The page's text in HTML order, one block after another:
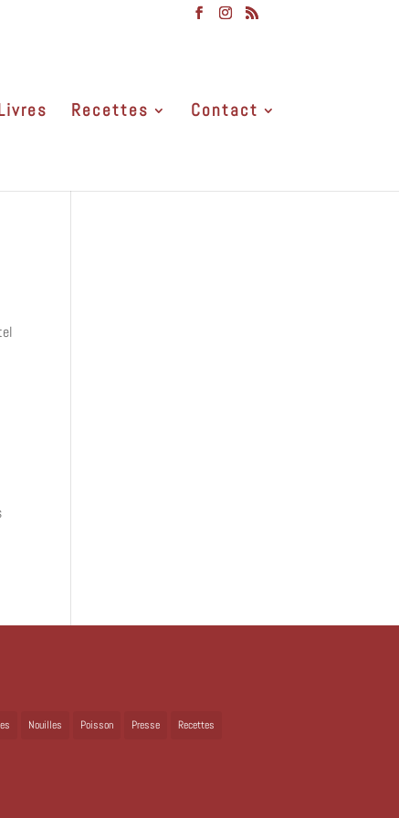
Recettes Contact
Nouilles Poisson Presse Recettes